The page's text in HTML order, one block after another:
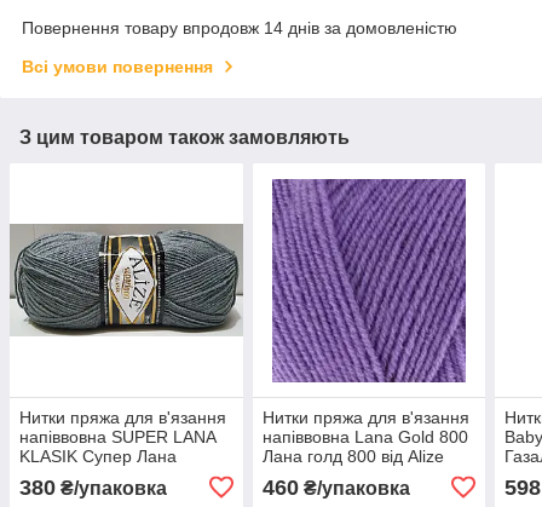
Повернення товару впродовж 14 днів за домовленістю
Всі умови повернення
З цим товаром також замовляють
Нитки пряжа для в'язання
напіввовна SUPER LANA
KLASIK Супер Лана
сірий
380 ₴/упаковка
Нитки пряжа для в'язання
напіввовна Lana Gold 800
Лана голд 800 від Alize
460₴/упаковка 598